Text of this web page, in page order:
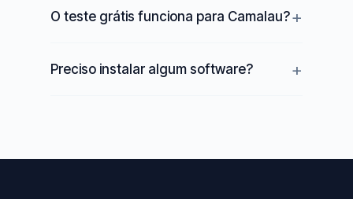
O teste grátis funciona para Camalau?
Preciso instalar algum software?